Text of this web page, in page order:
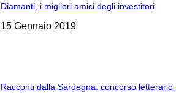
Diamanti, i migliori amici degli investitori
15 Gennaio 2019
Racconti dalla Sardegna: concorso letterario